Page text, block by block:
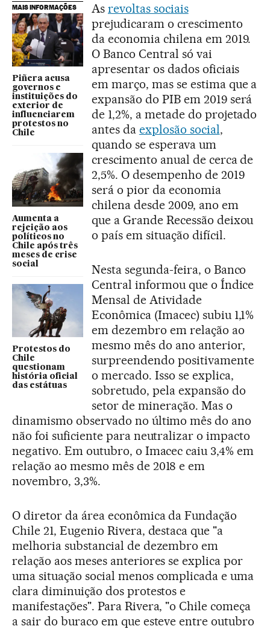
MAIS INFORMAÇÕES
Piñera acusa
governos e
instituições do
exterior de
influenciarem
protestos no
Chile
Aumenta a
rejeição aos
políticos no
Chile após três
meses de crise
social
Protestos do
Chile
questionam
história oficial
das estátuas
As revoltas sociais
prejudicaram o crescimento
da economia chilena em 2019.
O Banco Central só vai
apresentar os dados oficiais
em março, mas se estima que a
expansão do PIB em 2019 será
de 1,2%, a metade do projetado
antes da explosão social,
quando se esperava um
crescimento anual de cerca de
2,5%. O desempenho de 2019
será o pior da economia
chilena desde 2009, ano em
que a Grande Recessão deixou
o país em situação difícil.
Nesta segunda-feira, o Banco
Central informou que o Índice
Mensal de Atividade
Econômica (Imacec) subiu 1,1%
em dezembro em relação ao
mesmo mês do ano anterior,
surpreendendo positivamente
o mercado. Isso se explica,
sobretudo, pela expansão do
setor de mineração. Mas o
dinamismo observado no último mês do ano
não foi suficiente para neutralizar o impacto
negativo. Em outubro, o Imacec caiu 3,4% em
relação ao mesmo mês de 2018 e em
novembro, 3,3%.
O diretor da área econômica da Fundação
Chile 21, Eugenio Rivera, destaca que "a
melhoria substancial de dezembro em
relação aos meses anteriores se explica por
uma situação social menos complicada e uma
clara diminuição dos protestos e
manifestações". Para Rivera, "o Chile começa
a sair do buraco em que esteve entre outubro